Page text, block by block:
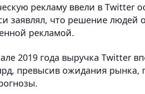
рекламу ввели в Twitter
заявлял, что решение
рекламой.
2019 года выручка Twitter
превысив ожидания рынка,